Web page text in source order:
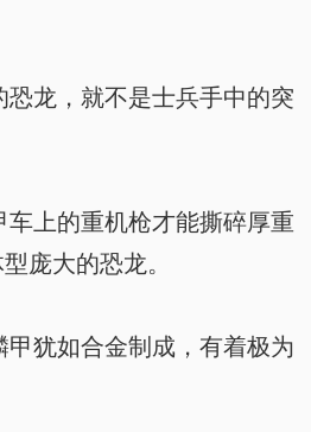
龙，就不是士兵手中的突
上的重机枪才能撕碎厚重
庞大的恐龙。
犹如合金制成，有着极为